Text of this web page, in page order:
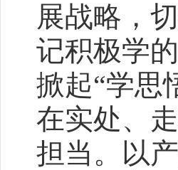
展战略，
记积极学
掀起“学思
在实处、
担当。以